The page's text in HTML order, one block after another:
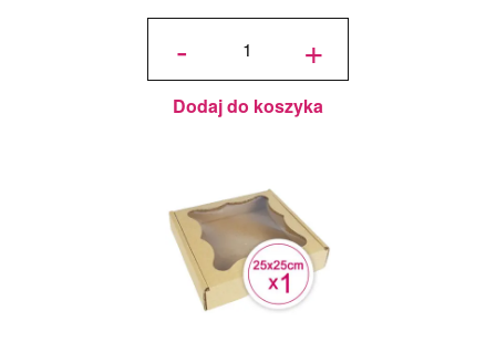
-
ilość
ciasteczka
z okienkiem
szare 20 x
10 x 2,4 cm +
Dodaj do koszyka